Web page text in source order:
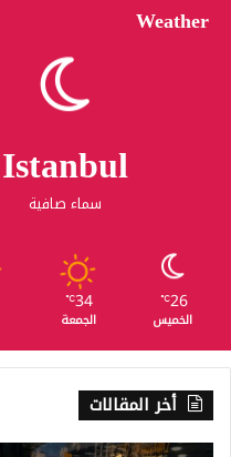
Weather
Istanbul
سماء صافية
26
℃
الخميس
34
℃
الجمعة
أخر المقالات